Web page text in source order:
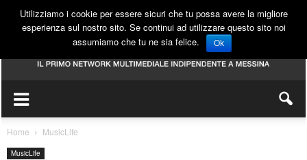
Home MusicLife
MusicLife
Utilizziamo i cookie per essere sicuri che tu possa avere la migliore
esperienza sul nostro sito. Se continui ad utilizzare questo sito noi
assumiamo che tu ne sia felice.
Ok